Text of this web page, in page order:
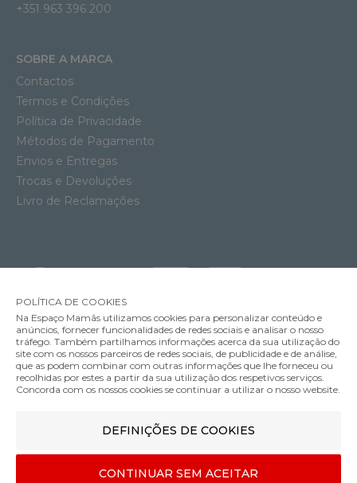
Tapete Aratextil Monet Zig Zag
+351 963 396 200
SOBRE A MARCA
Contactos
Termos e Condições
Política de Privacidade
Métodos de Pagamento
Envios e Entregas
Trocas e Devoluções
Livro de Reclamações
MÉTODOS DE ENVIO
MÉTODOS DE PAGAMENTO
POLÍTICA DE COOKIES
Na Espaço Mamãs utilizamos cookies para personalizar conteúdo e
anúncios, fornecer funcionalidades de redes sociais e analisar o nosso
tráfego. Também partilhamos informações acerca da sua utilização do
site com os nossos parceiros de redes sociais, de publicidade e de análise,
que as podem combinar com outras informações que lhe forneceu ou
recolhidas por estes a partir da sua utilização dos respetivos serviços.
Concorda com os nossos cookies se continuar a utilizar o nosso website.
DEFINIÇÕES DE COOKIES
CONTINUAR SEM ACEITAR